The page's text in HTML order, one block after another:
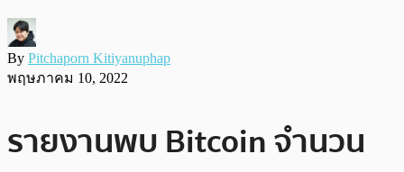
By Pitchaporn Kitiyanuphap
พฤษภาคม 10, 2022
รายงานพบ Bitcoin จำนวน